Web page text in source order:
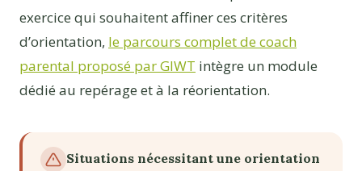
exercice qui souhaitent affiner ces critères
d’orientation, le parcours complet de coach
parental proposé par GIWT intègre un module
dédié au repérage et à la réorientation.
Situations nécessitant une orientation